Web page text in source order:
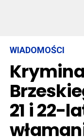
WIADOMOŚCI
21 i 22-